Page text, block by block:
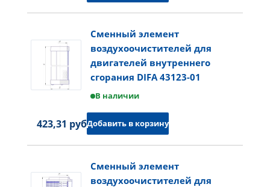
Сменный элемент
воздухоочистителей для
двигателей внутреннего
сгорания DIFA 43123-01
В наличии
423,31 руб.Добавить в корзину
Сменный элемент
воздухоочистителей для